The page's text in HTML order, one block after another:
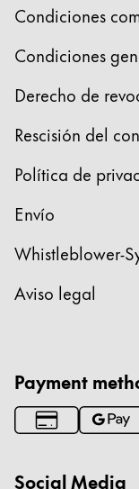
Condiciones
Condiciones
Derecho de
Rescisión del
Política de
Envío
Whistleblower-
Aviso legal
Payment
Social Media